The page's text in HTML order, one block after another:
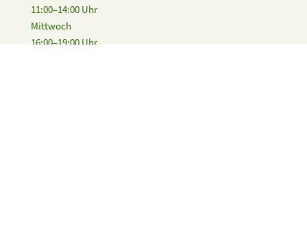
11:00–14:00 Uhr
Mittwoch
16:00–19:00 Uhr